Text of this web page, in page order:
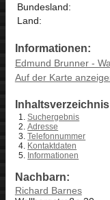
Bundesland:
Land:
Informationen:
Edmund Brunner -
Auf der Karte
Suchergebnis
Adresse
Telefonnummer
Kontaktdaten
Informationen
Nachbarn:
Richard Barnes